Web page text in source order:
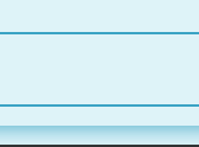
价值，从纠错、
，以“让写作变
基调。网站整
设计，强调权威
、功能说明和订